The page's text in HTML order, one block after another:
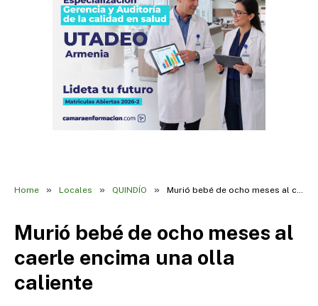
Home » Locales » QUINDÍO » Murió bebé de ocho meses al caerle encima una olla caliente
Murió bebé de ocho meses al
caerle encima una olla
caliente